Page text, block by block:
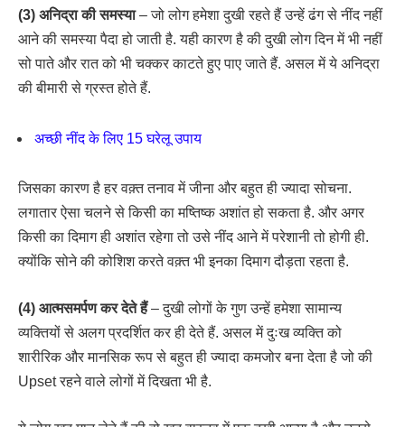
(3) अनिद्रा की समस्या– जो लोग हमेशा दुखी रहते हैं उन्हें ढंग से नींद नहीं
आने की समस्या पैदा हो जाती है. यही कारण है की दुखी लोग दिन में भी नहीं
सो पाते और रात को भी चक्कर काटते हुए पाए जाते हैं. असल में ये अनिद्रा
की बीमारी से ग्रस्त होते हैं.
अच्छी नींद के लिए 15 घरेलू उपाय
जिसका कारण है हर वक़्त तनाव में जीना और बहुत ही ज्यादा सोचना.
लगातार ऐसा चलने से किसी का मष्तिष्क अशांत हो सकता है. और अगर
किसी का दिमाग ही अशांत रहेगा तो उसे नींद आने में परेशानी तो होगी ही.
क्योंकि सोने की कोशिश करते वक़्त भी इनका दिमाग दौड़ता रहता है.
(4) आत्मसमर्पण कर देते हैं– दुखी लोगों के गुण उन्हें हमेशा सामान्य
व्यक्तियों से अलग प्रदर्शित कर ही देते हैं. असल में दुःख व्यक्ति को
शारीरिक और मानसिक रूप से बहुत ही ज्यादा कमजोर बना देता है जो की
Upset रहने वाले लोगों में दिखता भी है.